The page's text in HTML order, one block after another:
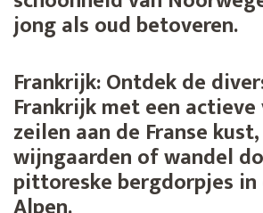
jong als oud betoveren.
Frankrijk:Ontdek de
Frankrijk met een actieve
zeilen aan de Franse
wijngaarden of wandel
pittoreske bergdorpjes in